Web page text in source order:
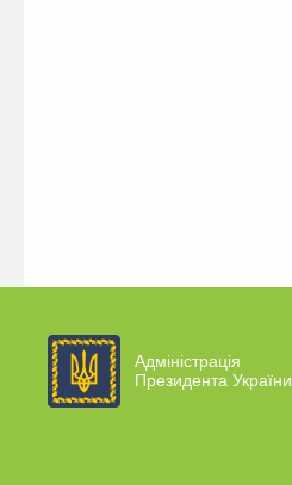
Адміністрація
Президента України